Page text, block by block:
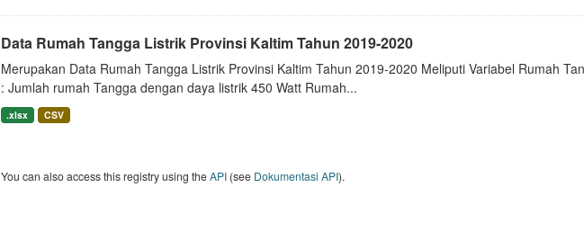
Data Rumah Tangga Listrik Provinsi Kaltim Tahun 2019-2020
Merupakan Data Rumah Tangga Listrik Provinsi Kaltim Tahun 2019-2020 Meliputi Variabel Rumah
: Jumlah rumah Tangga dengan daya listrik 450 Watt Rumah...
.xlsx CSV
You can also access this registry using theAPI(see Dokumentasi API).